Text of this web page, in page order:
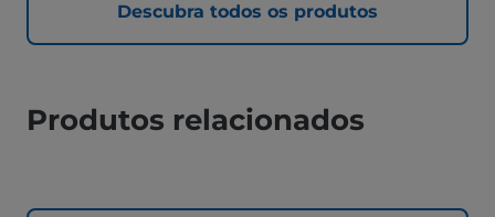
Descubra todos os produtos
Produtos relacionados